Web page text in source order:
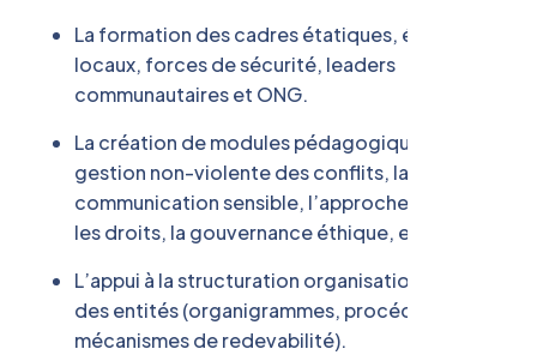
La formation des cadres étatiques, élus
locaux, forces de sécurité, leaders
communautaires et ONG.
La création de modules pédagogiques sur la
gestion non-violente des conflits, la
communication sensible, l’approche basée sur
les droits, la gouvernance éthique, etc.
L’appui à la structuration organisationnelle
des entités (organigrammes, procédures,
mécanismes de redevabilité).